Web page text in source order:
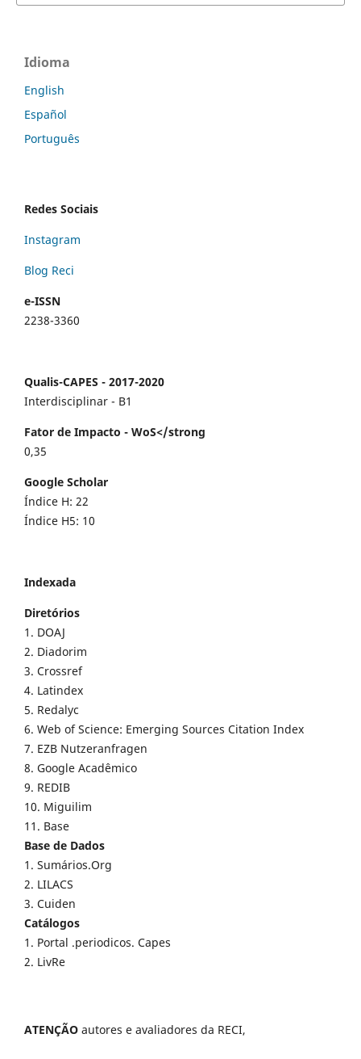
Idioma
English
Español
Português
Redes Sociais
Instagram
Blog Reci
e-ISSN
2238-3360
Qualis-CAPES - 2017-2020
Interdisciplinar - B1
Fator de Impacto - WoS</strong
0,35
Google Scholar
Índice H: 22
Índice H5: 10
Indexada
Diretórios
1. DOAJ
2. Diadorim
3. Crossref
4. Latindex
5. Redalyc
6. Web of Science: Emerging Sources Citation Index
7. EZB Nutzeranfragen
8. Google Acadêmico
9. REDIB
10. Miguilim
11. Base
Base de Dados
1. Sumários.Org
2. LILACS
3. Cuiden
Catálogos
1. Portal .periodicos. Capes
2. LivRe
ATENÇÃO autores e avaliadores da RECI,